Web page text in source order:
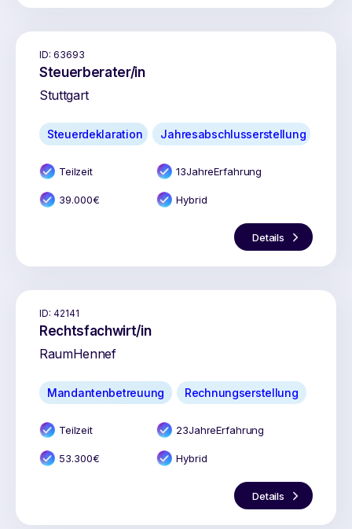
ID: 63693
Steuerberater/in
Stuttgart
Steuerdeklaration Jahresabschlusserstellung
Teilzeit 13JahreErfahrung
39.000€ Hybrid
Details
ID: 42141
Rechtsfachwirt/in
RaumHennef
Mandantenbetreuung Rechnungserstellung
Teilzeit 23JahreErfahrung
53.300€ Hybrid
Details